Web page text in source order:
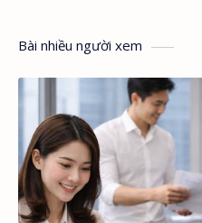
English for HR
Bài nhiều người xem